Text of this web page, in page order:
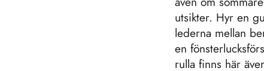
utsikter. Hyr en
lederna mellan
en
rulla finns här